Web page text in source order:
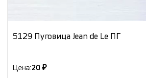
5129 Пуговица Jean de Le ПГ
Цена:20 ₽